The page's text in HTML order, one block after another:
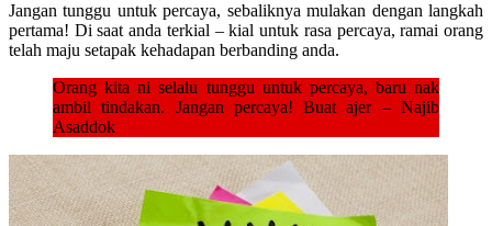
Jangan tunggu untuk percaya, sebaliknya mulakan dengan langkah
pertama! Di saat anda terkial – kial untuk rasa percaya, ramai orang
telah maju setapak kehadapan berbanding anda.
Orang kita ni selalu tunggu untuk percaya, baru nak
ambil tindakan. Jangan percaya! Buat ajer – Najib
Asaddok